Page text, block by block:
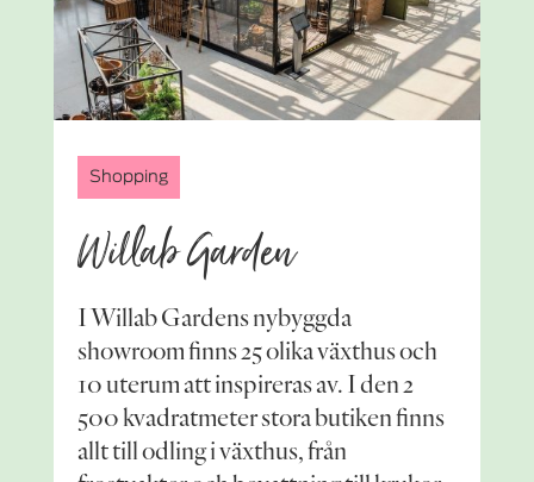
Shopping
Willab Garden
I Willab Gardens nybyggda
showroom finns 25 olika växthus och
10 uterum att inspireras av. I den 2
500 kvadratmeter stora butiken finns
allt till odling i växthus, från